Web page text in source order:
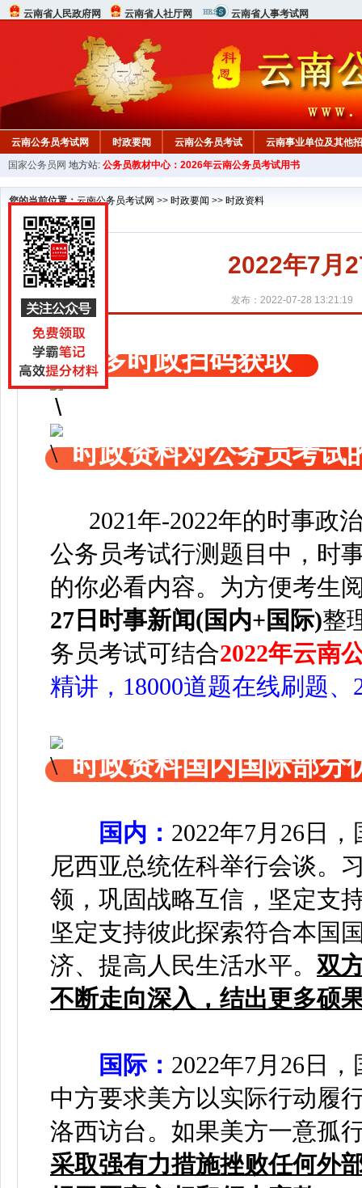
云南省人民政府网 云南省人社厅网 云南省人事考试网
云南公务员考试网 时政要闻 云南公务员考试
云南事业单位及其他
国家公务员网 地方站: 公务员教材中心：2026年云南公务员考试用书
您的当前位置：云南公务员考试网 >> 时政要闻 >> 时政资料
2022年7月
发布：2022-07-28 13:21:19
更多时政扫码获取
时政资料对公务员考试
2021年-2022年的时事政
公务员考试行测题目中，时
的你必看内容。为方便考生
27日时事新闻(国内+国际)整
务员考试可结合2022年云南
精讲，18000道题在线刷题
时政资料国内国际部分
国内： 2022年7月26日
尼西亚总统佐科举行会谈。
领，巩固战略互信，坚定支
坚定支持彼此探索符合本国
济、提高人民生活水平。 双
不断走向深入，结出更多硕
国际： 2022年7月26日
中方要求美方以实际行动履
洛西访台。如果美方一意孤
采取强有力措施挫败任何外